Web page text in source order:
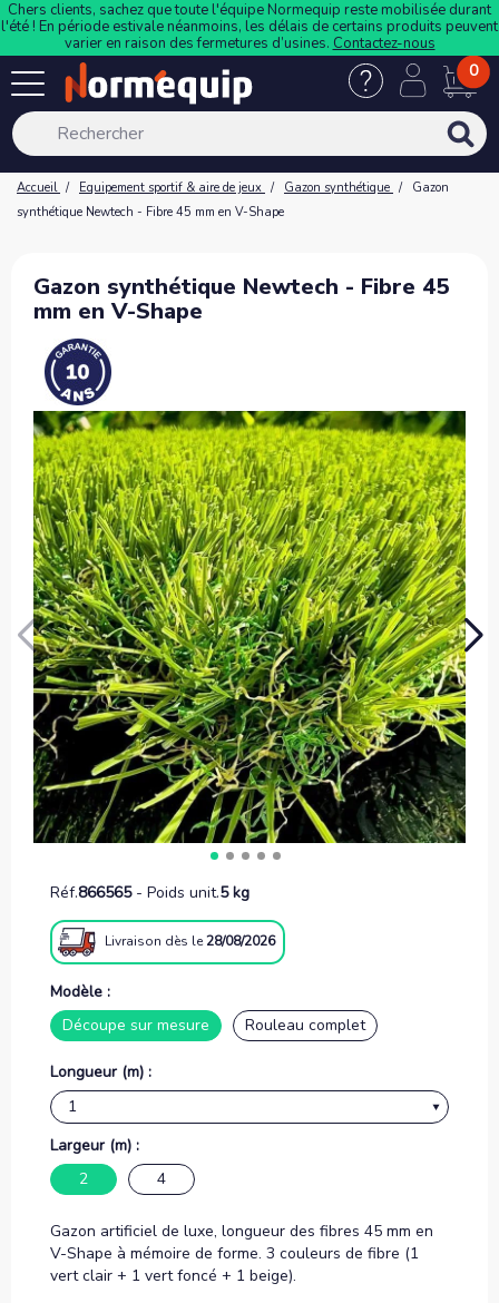
Chers clients, sachez que toute l'équipe Normequip reste mobilisée durant
l'été ! En période estivale néanmoins, les délais de certains produits peuvent
varier en raison des fermetures d’usines. Contactez-nous
0
Accueil Equipement sportif & aire de jeux Gazon synthétique
Gazon
synthétique Newtech - Fibre 45 mm en V-Shape
Gazon synthétique Newtech - Fibre 45
mm en V-Shape
Réf.866565- Poids unit.5 kg
Livraison dès le28/08/2026
Modèle :
Découpe sur mesure
Rouleau complet
Longueur (m) :
Largeur (m) :
2
4
Gazon artificiel de luxe, longueur des fibres 45 mm en
V-Shape à mémoire de forme. 3 couleurs de fibre (1
vert clair + 1 vert foncé + 1 beige).